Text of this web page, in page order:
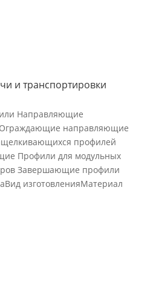
и транспортировки
Направляющие
Ограждающие направляющие
профилей
Профили для модульных
Завершающие профили
изготовленияМатериал